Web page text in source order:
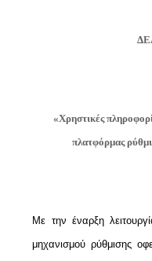
«Χρηστικές
πλατφόρμας
Με την έναρξη
μηχανισμού ρύθμισης